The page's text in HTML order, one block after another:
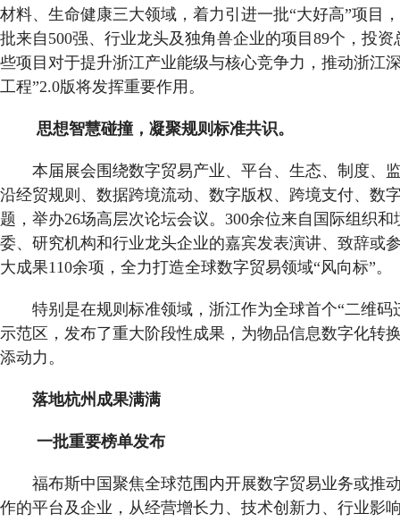
材料、生命健康三大领域，着力引进一批“大好高”项目
批来自500强、行业龙头及独角兽企业的项目89个，投资
些项目对于提升浙江产业能级与核心竞争力，推动浙江
工程”2.0版将发挥重要作用。
思想智慧碰撞，凝聚规则标准共识。
本届展会围绕数字贸易产业、平台、生态、制度、
沿经贸规则、数据跨境流动、数字版权、跨境支付、数
题，举办26场高层次论坛会议。300余位来自国际组织
委、研究机构和行业龙头企业的嘉宾发表演讲、致辞或
大成果110余项，全力打造全球数字贸易领域“风向标”。
特别是在规则标准领域，浙江作为全球首个“二维码
示范区，发布了重大阶段性成果，为物品信息数字化转
添动力。
落地杭州成果满满
一批重要榜单发布
福布斯中国聚焦全球范围内开展数字贸易业务或推
作的平台及企业，从经营增长力、技术创新力、行业影